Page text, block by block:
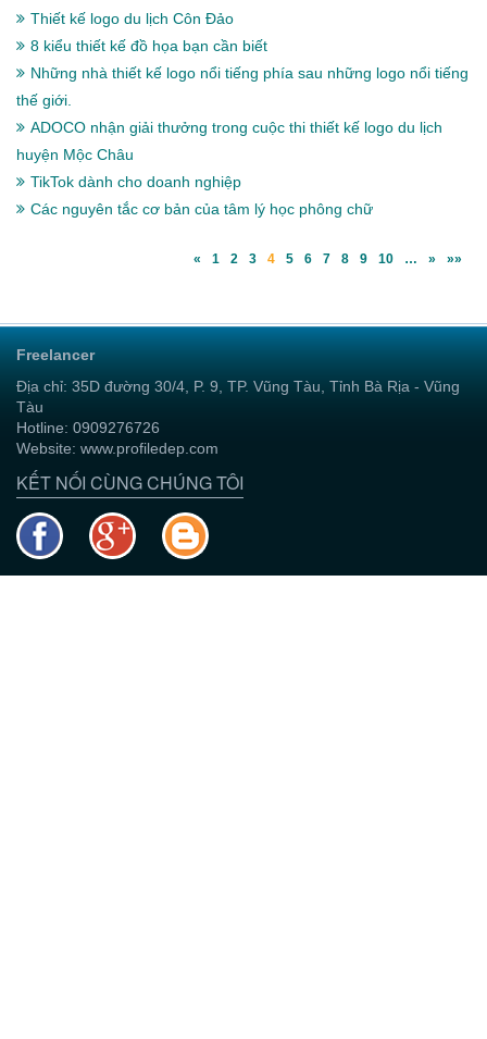
Thiết kế logo du lịch Côn Đảo
8 kiểu thiết kế đồ họa bạn cần biết
Những nhà thiết kế logo nổi tiếng phía sau những logo nổi tiếng
thế giới.
ADOCO nhận giải thưởng trong cuộc thi thiết kế logo du lịch
huyện Mộc Châu
TikTok dành cho doanh nghiệp
Các nguyên tắc cơ bản của tâm lý học phông chữ
« 1 2 3 4 5 6 7 8 9 10 … » »»
Freelancer
Địa chỉ: 35D đường 30/4, P. 9, TP. Vũng Tàu, Tỉnh Bà Rịa - Vũng
Tàu
Hotline: 0909276726
Website: www.profiledep.com
KẾT NỐI CÙNG CHÚNG TÔI